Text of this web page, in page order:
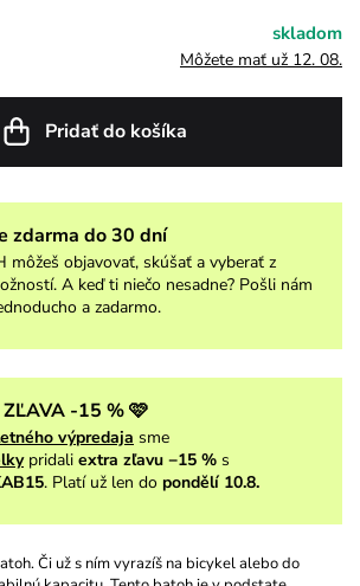
skladom
Môžete mať už 12. 08.
Pridať do košíka
zdarma do 30 dní
môžeš objavovať, skúšať a vyberať z
A keď ti niečo nesadne? Pošli nám
a zadarmo.
ZĽAVA -15 % 🩷
výpredaja sme
pridali extra zľavu −15 % s
. Platí už len do pondělí 10.8.
Či už s ním vyrazíš na bicykel alebo do